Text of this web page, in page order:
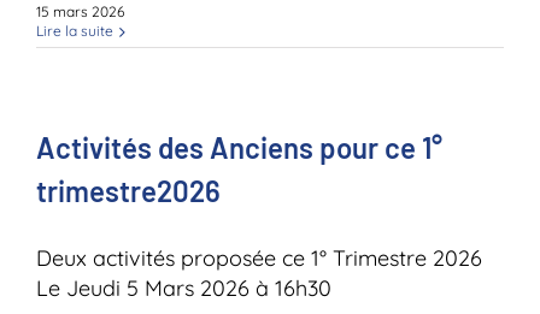
15 mars 2026
Lire la suite
Activités des Anciens pour ce 1°
trimestre2026
Deux activités proposée ce 1° Trimestre 2026
Le Jeudi 5 Mars 2026 à 16h30